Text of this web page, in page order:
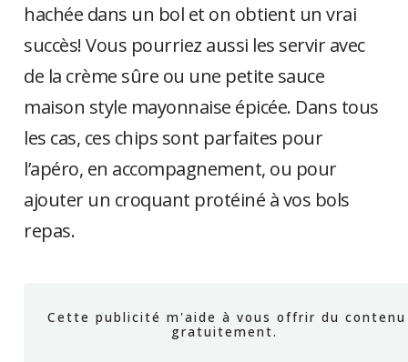
hachée dans un bol et on obtient un vrai
succès! Vous pourriez aussi les servir avec
de la crème sûre ou une petite sauce
maison style mayonnaise épicée. Dans tous
les cas, ces chips sont parfaites pour
l’apéro, en accompagnement, ou pour
ajouter un croquant protéiné à vos bols
repas.